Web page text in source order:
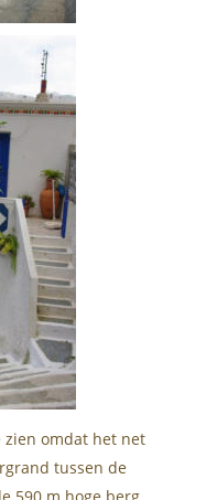
zien omdat het net
tussen de
590 m hoge berg